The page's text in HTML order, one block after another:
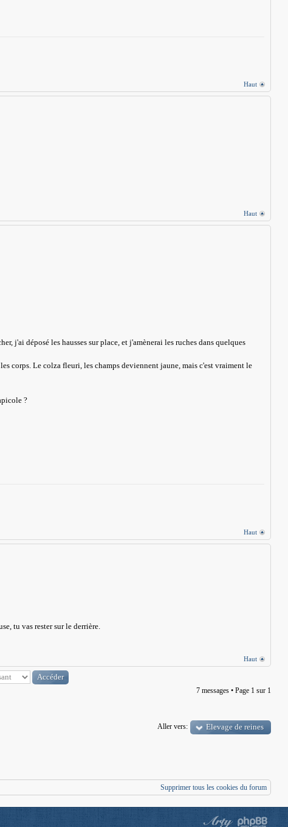
Haut
Haut
j'ai déposé les hausses sur place, et j'amènerai les ruches dans quelques
corps. Le colza fleuri, les champs deviennent jaune, mais c'est vraiment le
?
Haut
tu vas rester sur le derrière.
Haut
7 messages • Page 1 sur 1
Aller vers:
Elevage de reines
Supprimer tous les cookies du forum